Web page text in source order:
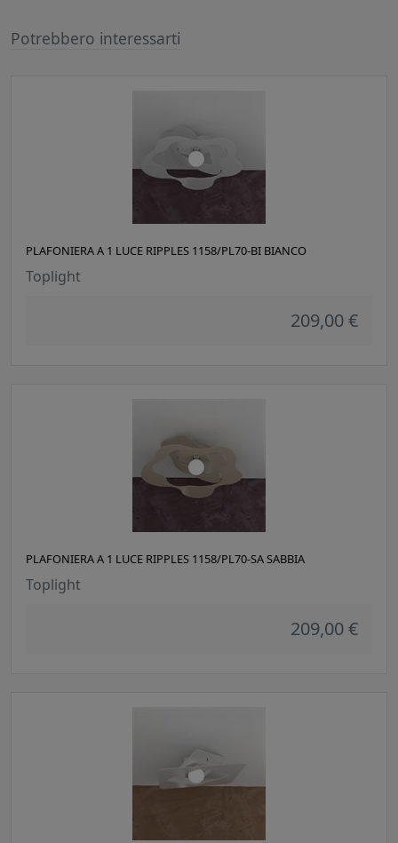
Potrebbero interessarti
PLAFONIERA A 1 LUCE RIPPLES 1158/PL70-BI BIANCO
Toplight
209,00 €
PLAFONIERA A 1 LUCE RIPPLES 1158/PL70-SA SABBIA
Toplight
209,00 €